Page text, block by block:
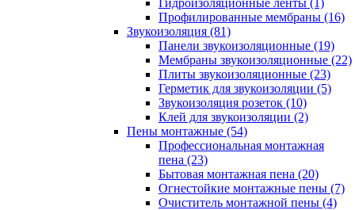
Гидроизоляционные ленты (1)
Профилированные мембраны (16)
Звукоизоляция (81)
Панели звукоизоляционные (19)
Мембраны звукоизоляционные (22)
Плиты звукоизоляционные (23)
Герметик для звукоизоляции (5)
Звукоизоляция розеток (10)
Клей для звукоизоляции (2)
Пены монтажные (54)
Профессиональная монтажная
пена (23)
Бытовая монтажная пена (20)
Огнестойкие монтажные пены (7)
Очиститель монтажной пены (4)